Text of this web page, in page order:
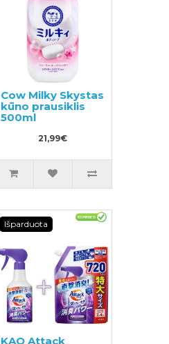
Cow Milky Skystas
kūno prausiklis
500ml
21,99€
Išparduota
KAO Attack